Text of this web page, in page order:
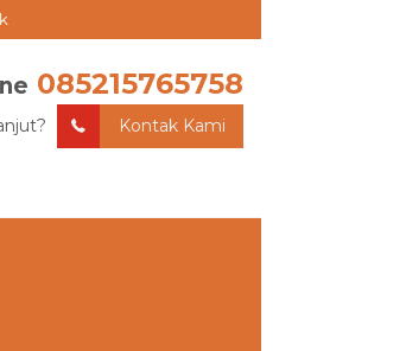
085215765758
Kontak Kami